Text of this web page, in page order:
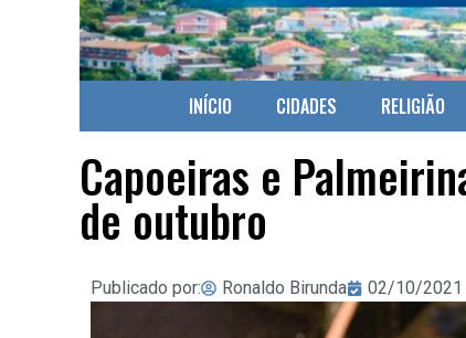
INÍCIO CIDADES RELIGIÃO
Capoeiras e
de outubro
Publicado por: Ronaldo Birunda 02/10/2021